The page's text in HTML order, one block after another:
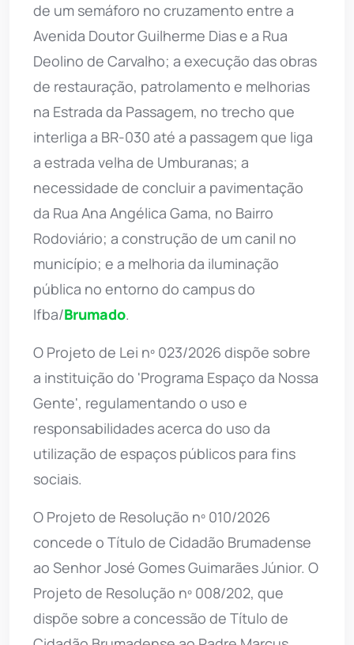
de um semáforo no cruzamento entre a
Avenida Doutor Guilherme Dias e a Rua
Deolino de Carvalho; a execução das obras
de restauração, patrolamento e melhorias
na Estrada da Passagem, no trecho que
interliga a BR-030 até a passagem que liga
a estrada velha de Umburanas; a
necessidade de concluir a pavimentação
da Rua Ana Angélica Gama, no Bairro
Rodoviário; a construção de um canil no
município; e a melhoria da iluminação
pública no entorno do campus do
Ifba/Brumado.
O Projeto de Lei nº 023/2026 dispõe sobre
a instituição do 'Programa Espaço da Nossa
Gente', regulamentando o uso e
responsabilidades acerca do uso da
utilização de espaços públicos para fins
sociais.
O Projeto de Resolução nº 010/2026
concede o Título de Cidadão Brumadense
ao Senhor José Gomes Guimarães Júnior. O
Projeto de Resolução nº 008/202, que
dispõe sobre a concessão de Título de